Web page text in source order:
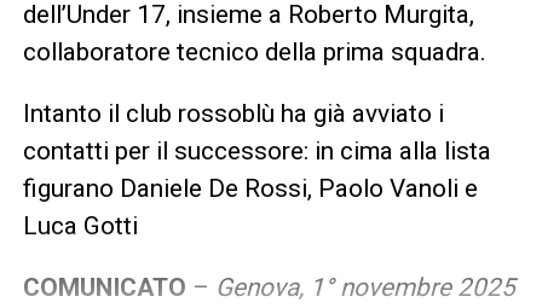
dell’Under 17, insieme a Roberto Murgita,
collaboratore tecnico della prima squadra.
Intanto il club rossoblù ha già avviato i
contatti per il successore: in cima alla lista
figurano Daniele De Rossi, Paolo Vanoli e
Luca Gotti
COMUNICATO – Genova, 1° novembre 2025